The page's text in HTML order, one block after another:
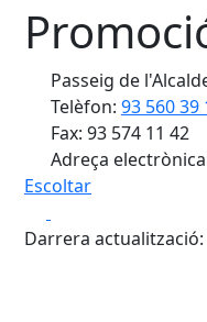
Passeig de
Telèfon: 93 560 39
Fax: 93 574 11 42
Adreça
Escoltar
Darrera